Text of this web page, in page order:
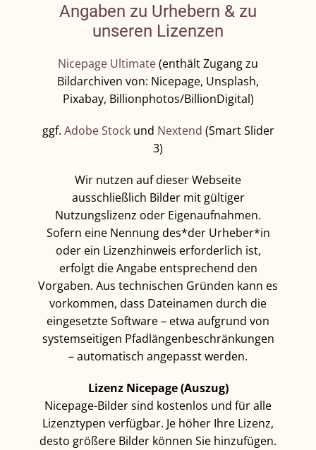
Angaben zu Urhebern & zu
unseren Lizenzen
Nicepage Ultimate(enthält Zugang zu
Bildarchiven von: Nicepage, Unsplash,
Pixabay, Billionphotos/BillionDigital)
ggf. Adobe Stockund Nextend (Smart Slider
3)
Wir nutzen auf dieser Webseite
ausschließlich Bilder mit gültiger
Nutzungslizenz oder Eigenaufnahmen.
Sofern eine Nennung des*der Urheber*in
oder ein Lizenzhinweis erforderlich ist,
erfolgt die Angabe entsprechend den
Vorgaben. Aus technischen Gründen kann es
vorkommen, dass Dateinamen durch die
eingesetzte Software – etwa aufgrund von
systemseitigen Pfadlängenbeschränkungen
– automatisch angepasst werden.
Lizenz Nicepage (Auszug)
Nicepage-Bilder sind kostenlos und für alle
Lizenztypen verfügbar. Je höher Ihre Lizenz,
desto größere Bilder können Sie hinzufügen.